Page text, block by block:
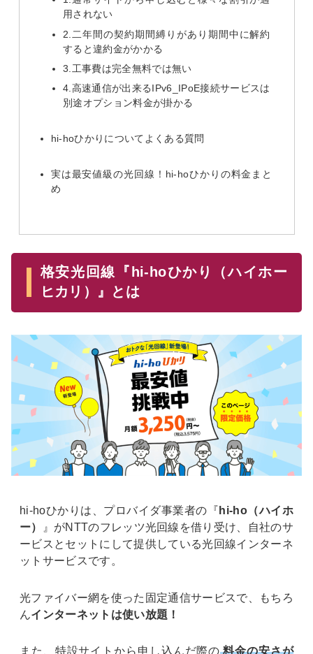
用されない
2.二年間の契約期間縛りがあり期間中に解約
すると違約金がかかる
3.工事費は完全無料では無い
4.高速通信が出来るIPv6_IPoE接続サービスは
別途オプション料金が掛かる
hi-hoひかりについてよくある質問
実は最安値級の光回線！hi-hoひかりの料金まと
め
格安光回線『hi-hoひかり（ハイホー
ヒカリ）』とは
hi-hoひかりは、プロバイダ事業者の『 hi-ho（ハイホ
ー）
』がNTTのフレッツ光回線を借り受け、自社のサ
ービスとセットにして提供している光回線インターネ
ットサービスです。
光ファイバー網を使った固定通信サービスで、もちろ
んインターネットは使い放題！
また、特設サイトから申し込んだ際の 料金の安さが